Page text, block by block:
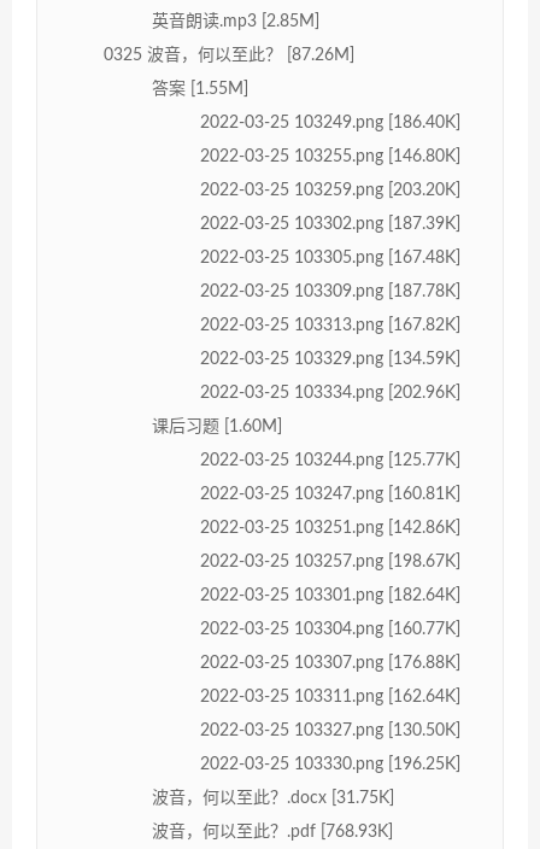
英音朗读.mp3 [2.85M]
0325 波音，何以至此？ [87.26M]
答案 [1.55M]
2022-03-25 103249.png [186.40K]
2022-03-25 103255.png [146.80K]
2022-03-25 103259.png [203.20K]
2022-03-25 103302.png [187.39K]
2022-03-25 103305.png [167.48K]
2022-03-25 103309.png [187.78K]
2022-03-25 103313.png [167.82K]
2022-03-25 103329.png [134.59K]
2022-03-25 103334.png [202.96K]
课后习题 [1.60M]
2022-03-25 103244.png [125.77K]
2022-03-25 103247.png [160.81K]
2022-03-25 103251.png [142.86K]
2022-03-25 103257.png [198.67K]
2022-03-25 103301.png [182.64K]
2022-03-25 103304.png [160.77K]
2022-03-25 103307.png [176.88K]
2022-03-25 103311.png [162.64K]
2022-03-25 103327.png [130.50K]
2022-03-25 103330.png [196.25K]
波音，何以至此？.docx [31.75K]
波音，何以至此？.pdf [768.93K]